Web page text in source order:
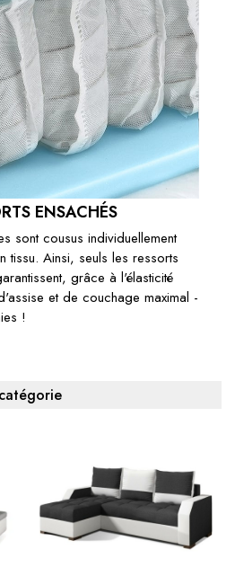
ENSACHÉS
sont cousus individuellement
tissu. Ainsi, seuls les ressorts
grâce à l'élasticité
et de couchage maximal -
!